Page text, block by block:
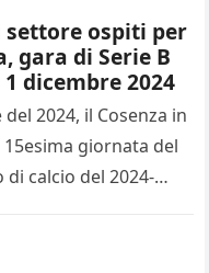
ospiti per
gara di Serie B
dicembre 2024
2024, il Cosenza in
giornata del
calcio del 2024-